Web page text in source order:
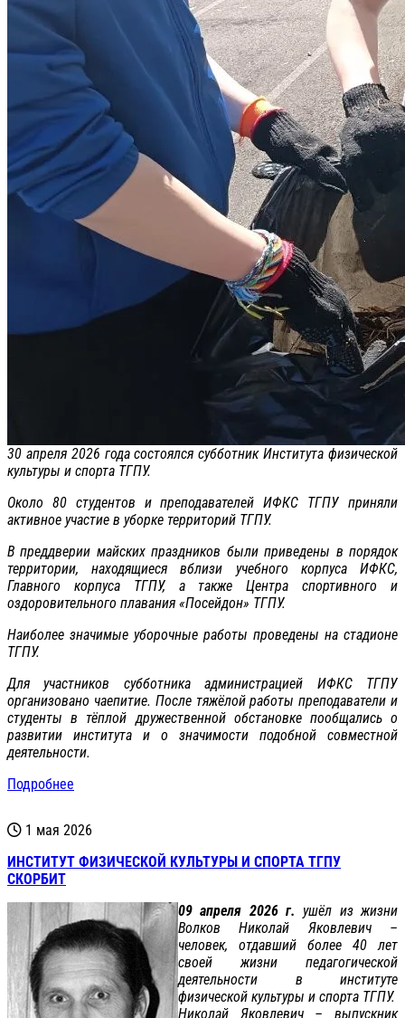
30 апреля 2026 года состоялся субботник Института физической
культуры и спорта ТГПУ.
Около 80 студентов и преподавателей ИФКС ТГПУ приняли
активное участие в уборке территорий ТГПУ.
В преддверии майских праздников были приведены в порядок
территории, находящиеся вблизи учебного корпуса ИФКС,
Главного корпуса ТГПУ, а также Центра спортивного и
оздоровительного плавания «Посейдон» ТГПУ.
Наиболее значимые уборочные работы проведены на стадионе
ТГПУ.
Для участников субботника администрацией ИФКС ТГПУ
организовано чаепитие. После тяжёлой работы преподаватели и
студенты в тёплой дружественной обстановке пообщались о
развитии института и о значимости подобной совместной
деятельности.
Подробнее
1 мая 2026
ИНСТИТУТ ФИЗИЧЕСКОЙ КУЛЬТУРЫ И СПОРТА ТГПУ
СКОРБИТ
09 апреля 2026 г. ушёл из жизни
Волков Николай Яковлевич –
человек, отдавший более 40 лет
своей жизни педагогической
деятельности в институте
физической культуры и спорта ТГПУ.
Николай Яковлевич – выпускник